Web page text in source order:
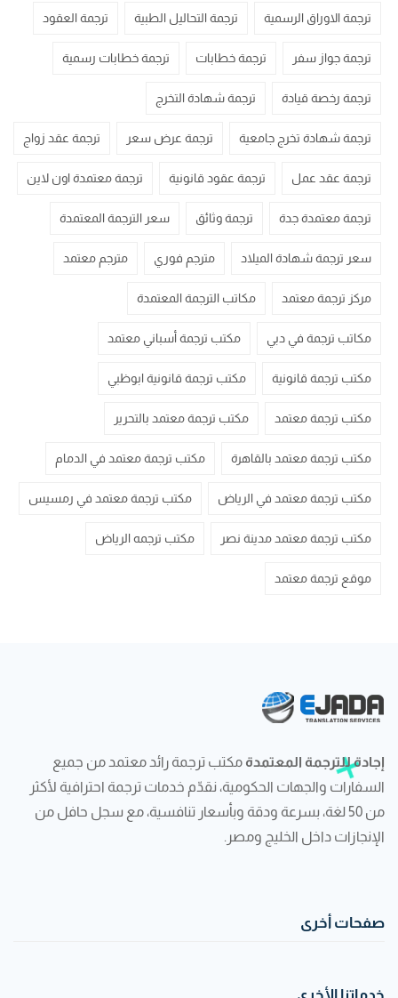
ترجمة الاوراق الرسمية ترجمة التحاليل الطبية ترجمة العقود
ترجمة جواز سفر ترجمة خطابات ترجمة خطابات رسمية
ترجمة رخصة قيادة ترجمة شهادة التخرج
ترجمة شهادة تخرج جامعية ترجمة عرض سعر ترجمة عقد زواج
ترجمة عقد عمل ترجمة عقود قانونية ترجمة معتمدة اون لاين
ترجمة معتمدة جدة ترجمة وثائق سعر الترجمة المعتمدة
سعر ترجمة شهادة الميلاد مترجم فوري مترجم معتمد
مركز ترجمة معتمد مكاتب الترجمة المعتمدة
مكاتب ترجمة في دبي مكتب ترجمة أسباني معتمد
مكتب ترجمة قانونية مكتب ترجمة قانونية ابوظبي
مكتب ترجمة معتمد مكتب ترجمة معتمد بالتحرير
مكتب ترجمة معتمد بالقاهرة مكتب ترجمة معتمد في الدمام
مكتب ترجمة معتمد في الرياض مكتب ترجمة معتمد في رمسيس
مكتب ترجمة معتمد مدينة نصر مكتب ترجمه الرياض
موقع ترجمة معتمد
إجادة للترجمة المعتمدة مكتب ترجمة رائد معتمد من جميع
السفارات والجهات الحكومية، نقدّم خدمات ترجمة احترافية لأكثر
من 50 لغة، بسرعة ودقة وبأسعار تنافسية، مع سجل حافل من
الإنجازات داخل الخليج ومصر.
صفحات أخرى